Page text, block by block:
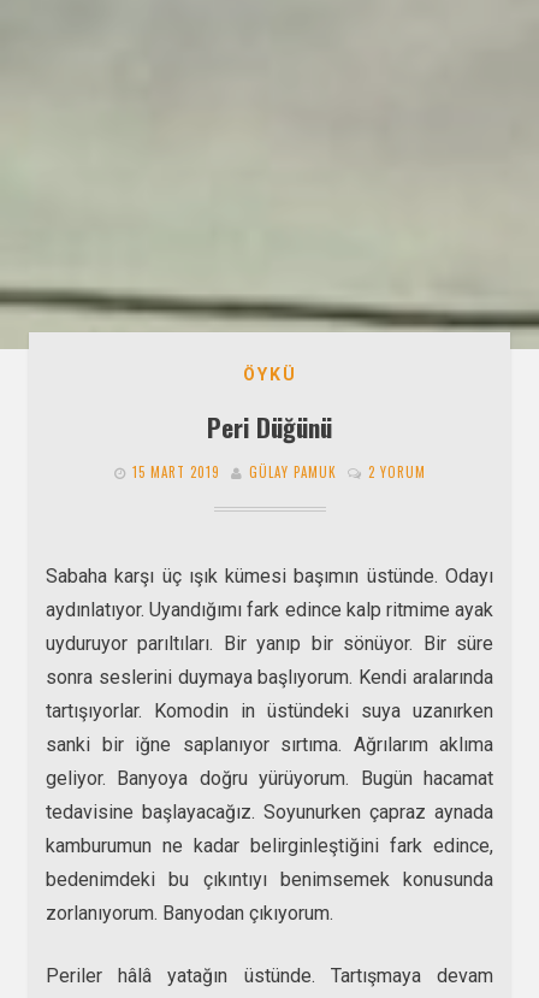
ÖYKÜ
Peri Düğünü
15 MART 2019 GÜLAY PAMUK 2 YORUM
Sabaha karşı üç ışık kümesi başımın üstünde. Odayı
aydınlatıyor. Uyandığımı fark edince kalp ritmime ayak
uyduruyor parıltıları. Bir yanıp bir sönüyor. Bir süre
sonra seslerini duymaya başlıyorum. Kendi aralarında
tartışıyorlar. Komodin in üstündeki suya uzanırken
sanki bir iğne saplanıyor sırtıma. Ağrılarım aklıma
geliyor. Banyoya doğru yürüyorum. Bugün hacamat
tedavisine başlayacağız. Soyunurken çapraz aynada
kamburumun ne kadar belirginleştiğini fark edince,
bedenimdeki bu çıkıntıyı benimsemek konusunda
zorlanıyorum. Banyodan çıkıyorum.
Periler hâlâ yatağın üstünde. Tartışmaya devam